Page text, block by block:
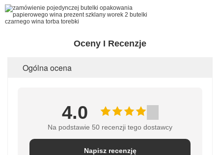
Oceny I Recenzje
Ogólna ocena
4.0
Na podstawie 50 recenzji tego dostawcy
Napisz recenzję